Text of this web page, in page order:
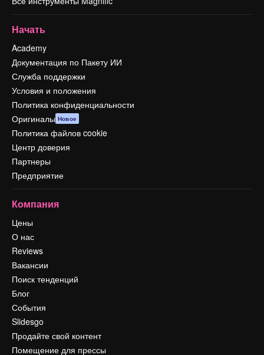
Начать
Academy
Документация по Пакету ИИ
Служба поддержки
Условия и положения
Политика конфиденциальности
Оригиналы Новое
Политика файлов cookie
Центр доверия
Партнеры
Предприятие
Компания
Цены
О нас
Reviews
Вакансии
Поиск тенденций
Блог
События
Slidesgo
Продайте свой контент
Помещение для прессы